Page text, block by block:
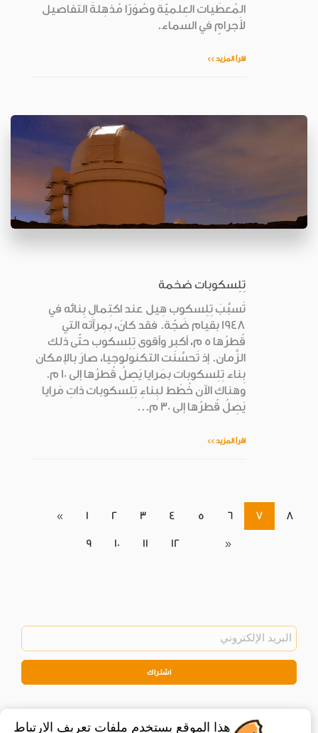
المُعطَيات العِلميّة وصُوَرًا مُذهِلةَ التفاصيل
لأَجرامٍ في السماء.
اقرأ المزيد >>
تِلِسكوبات ضخمة
تَسبَّبَ تِلِسكوب هِيل عند اكتِمالِ بِنائه في
1948 بقيام ضَجّة. فقد كانَ، بمِرآته التي
قُطرُها 5 م، أكبر وأقوى تِلِسكوب حتّى ذلك
الزَّمان. إذ تَحسَّنَت التكنولوجيا، صارَ بالإمكان
بِناء تِلِسكوبات بمَرايا يَصِلُ قُطرُها إلى 10 م.
وهناك الآن خُطَط لبِناءِ تِلِسكوبات ذاتِ مَرايا
يَصِلُ قُطرُها إلى 30 م...
اقرأ المزيد >>
« 1 2 3 4 5 6 7 8
9 10 11 12 »
اشتراك
هذا الموقع يستخدم ملفات تعريف الارتباط